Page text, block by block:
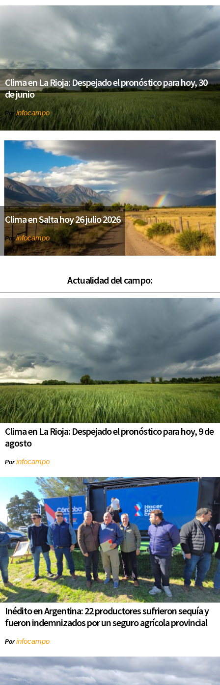
Clima en La Rioja: Despejado el pronóstico para hoy, 30
de junio
Porinfocampo
Clima en Salta hoy 26 julio 2026
Porinfocampo
Actualidad del campo:
Clima en La Rioja: Despejado el pronóstico para hoy, 9 de
agosto
Porinfocampo
Inédito en Argentina: 22 productores sufrieron sequía y
fueron indemnizados por un seguro agrícola provincial
Porinfocampo